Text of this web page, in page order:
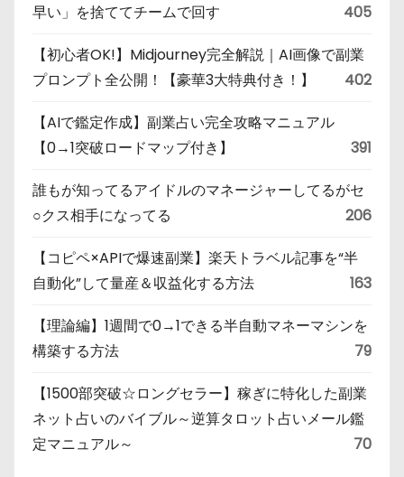
早い」を捨ててチームで回す
405
【初心者OK!】Midjourney完全解説｜AI画像で副業
プロンプト全公開！【豪華3大特典付き！】
402
【AIで鑑定作成】副業占い完全攻略マニュアル
【0→1突破ロードマップ付き】
391
誰もが知ってるアイドルのマネージャーしてるがセ
○クス相手になってる
206
【コピペ×APIで爆速副業】楽天トラベル記事を“半
自動化”して量産＆収益化する方法
163
【理論編】1週間で0→1できる半自動マネーマシンを
構築する方法
79
【1500部突破☆ロングセラー】稼ぎに特化した副業
ネット占いのバイブル～逆算タロット占いメール鑑
定マニュアル～
70